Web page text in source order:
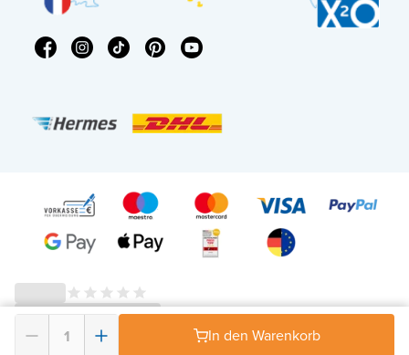
In den Warenkorb
© 2026 - X²O Badezimmer – USt-IdNr: DE343506152 -AGB Widerrufsrecht